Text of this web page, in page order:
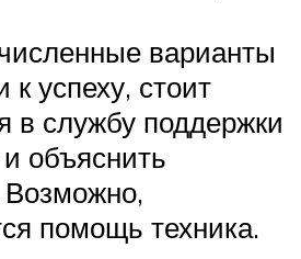
варианты
к успеху, стоит
в службу поддержки
объяснить
помощь техника.